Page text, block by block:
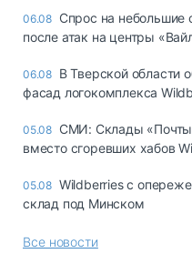
06.08 Спрос на небольшие
после атак на центры
06.08 В Тверской области
фасад логокомплекса
05.08 СМИ: Склады «Почты
вместо сгоревших хабов
05.08 Wildberries с
склад под Минском
Все новости